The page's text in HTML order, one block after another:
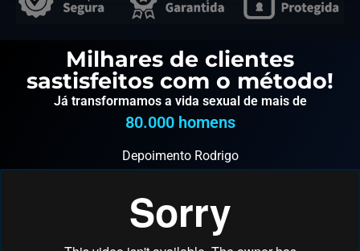
Milhares de clientes
sastisfeitos com o método!
Já transformamos a vida sexual de mais de
80.000 homens
Depoimento Rodrigo